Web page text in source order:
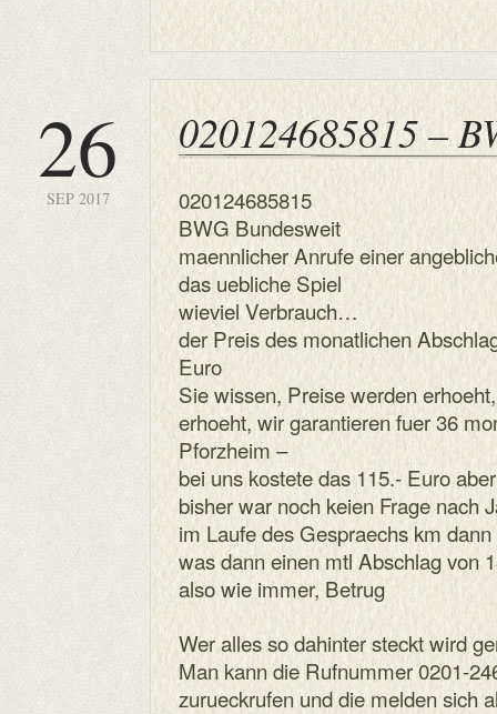
26
SEP 2017
020124685815 –
020124685815
BWG Bundesweit
maennlicher Anrufe einer
das uebliche Spiel
wieviel Verbrauch…
der Preis des monatlichen
Euro
Sie wissen, Preise werden
erhoeht, wir garantieren fuer 36
Pforzheim –
bei uns kostete das 115.- Euro
bisher war noch keien Frage nach
im Laufe des Gespraechs km
was dann einen mtl Abschlag von
also wie immer, Betrug
Wer alles so dahinter steckt wird
Man kann die Rufnummer 0201-
zurueckrufen und die melden sich